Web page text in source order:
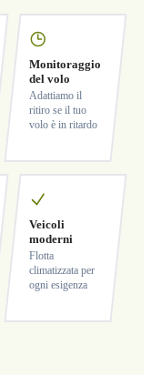
Monitoraggio
del volo
Adattiamo il
ritiro se il tuo
volo è in ritardo
Veicoli
moderni
Flotta
climatizzata per
ogni esigenza